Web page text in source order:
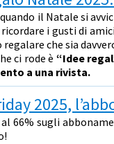
il Natale si
i gusti di
regalare che sia
ci rode è “Idee
a una rivista.
2025,
66% sugli